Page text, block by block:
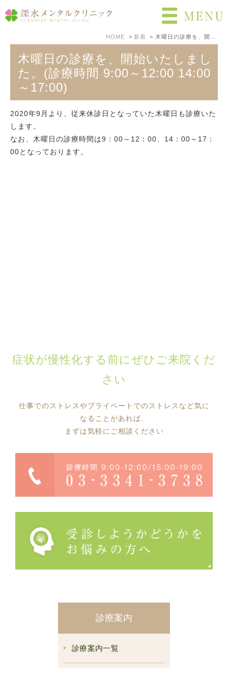
HOME 新着
木曜日の診療を、開始いたしまし
た。(診療時間 9:00～12:00 14:00
～17:00)
2020年9月より、従来休診日となっていた木曜日も診療いた
します。
なお、木曜日の診療時間は9：00～12：00、14：00～17：
00となっております。
症状が慢性化する前にぜひご来院くだ
さい
仕事でのストレスやプライベートでのストレスなど気に
なることがあれば、
まずは気軽にご相談ください
診療案内
診療案内一覧